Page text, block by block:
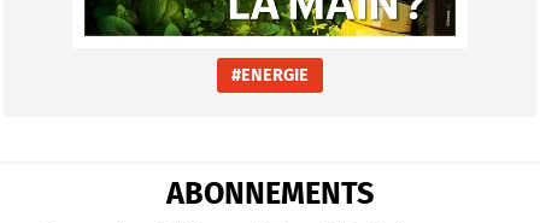
#ENERGIE
ABONNEMENTS